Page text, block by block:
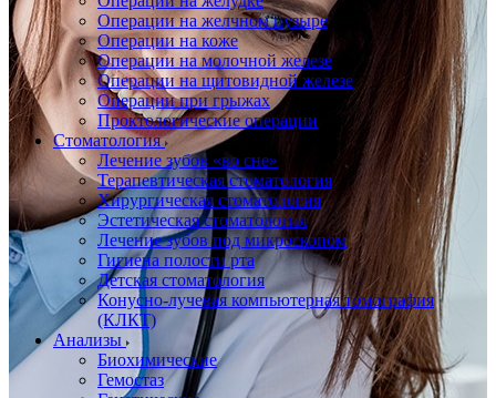
Операции на желчном пузыре
Операции на коже
Операции на молочной железе
Операции на щитовидной железе
Операции при грыжах
Проктологические операции
Стоматология
Лечение зубов «во сне»
Терапевтическая стоматология
Хирургическая стоматология
Эстетическая стоматология
Лечение зубов под микроскопом
Гигиена полости рта
Детская стоматология
Конусно-лучевая компьютерная томография
(КЛКТ)
Анализы
Биохимические
Гемостаз